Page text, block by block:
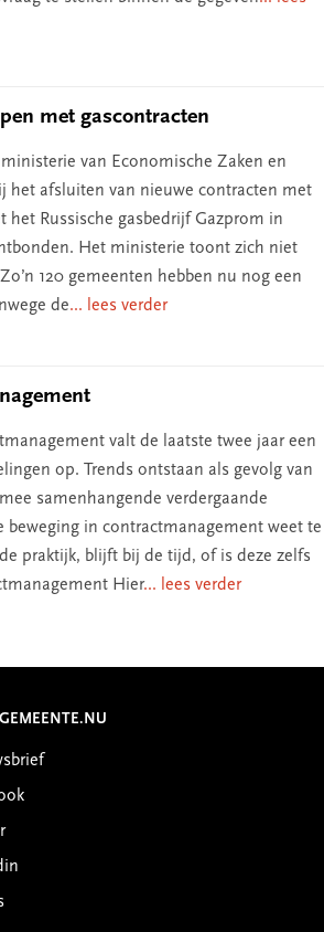
met gascontracten
van Economische Zaken en
het afsluiten van nieuwe contracten met
het Russische gasbedrijf Gazprom in
Het ministerie toont zich niet
120 gemeenten hebben nu nog een
de... lees verder
valt de laatste twee jaar een
op. Trends ontstaan als gevolg van
samenhangende verdergaande
beweging in contractmanagement weet te
praktijk, blijft bij de tijd, of is deze zelfs
Hier... lees verder